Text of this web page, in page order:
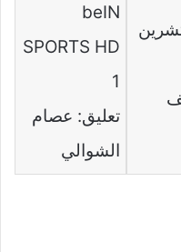
5-10(تشرين
beIN
SPORTS HD
1
تعليق: عصام
الشوالي